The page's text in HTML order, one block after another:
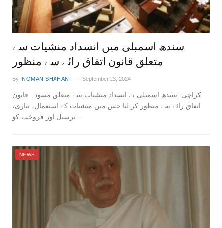
سندھ اسمبلی میں انسداد منشیات سے
متعلق قانون اتفاق رائے سے منظور
By NOMAN SHAHANI September 23, 2024
کراچی: سندھ اسمبلی نے انسداد منشیات سے متعلق مسودہ قانون
اتفاق رائے سے منظور کر لیا جس میں منشیات کے استعمال، تیاری،
NEWS